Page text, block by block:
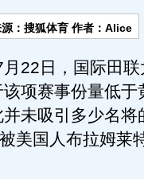
：搜狐体育 作者：Alice
22日，国际田联
项赛事份量低于
未吸引多少名将
美国人布拉姆莱